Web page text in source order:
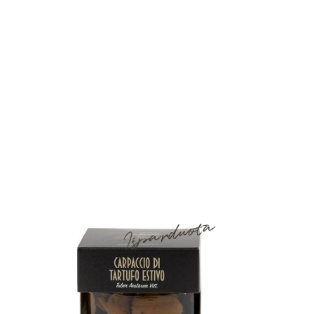
Išparduota